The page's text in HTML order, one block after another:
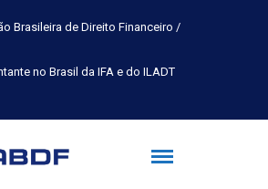
Brasileira de Direito Financeiro /
no Brasil da IFA e do ILADT